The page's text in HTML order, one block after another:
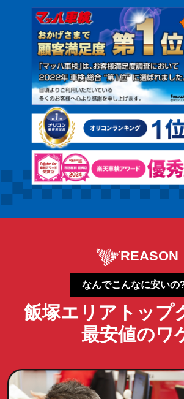
REASON
なんでこんなに安いの
飯塚エリアトップ
最安値のワ